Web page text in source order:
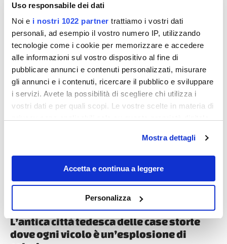
Uso responsabile dei dati
Noi e i nostri 1022 partner trattiamo i vostri dati
personali, ad esempio il vostro numero IP, utilizzando
tecnologie come i cookie per memorizzare e accedere
alle informazioni sul vostro dispositivo al fine di
pubblicare annunci e contenuti personalizzati, misurare
gli annunci e i contenuti, ricercare il pubblico e sviluppare
i servizi. Avete la possibilità di scegliere chi utilizza i
vostri dati e per quali scopi. Le vostre scelte in materia di
modificare o revocare il proprio consenso in qualsiasi
momento dalla Dichiarazione sui cookie o facendo clic
sull'icona di attivazione della privacy.
raccogliere informazioni sulla tua posizione
geografica, con un'approssimazione di qualche
Identificare il tuo dispositivo, scansionandolo
Mostra dettagli
Accetta e continua a leggere
Personalizza
Destinazioni
L’antica città tedesca delle case storte
dove ogni vicolo è un’esplosione di